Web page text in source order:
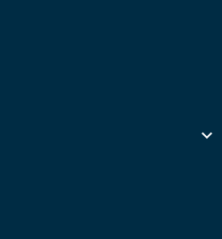
